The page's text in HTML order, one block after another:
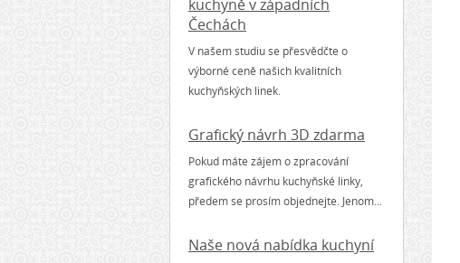
kuchyně v západních
Čechách
V našem studiu se přesvědčte o
výborné ceně našich kvalitních
kuchyňských linek.
Grafický návrh 3D zdarma
Pokud máte zájem o zpracování
grafického návrhu kuchyňské linky,
předem se prosím objednejte. Jenom...
Naše nová nabídka kuchyní